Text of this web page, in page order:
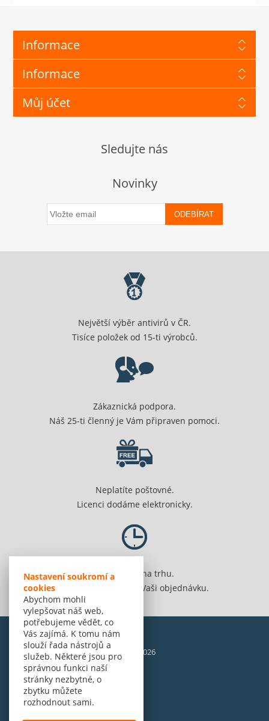
Nastavení soukromí a
cookies
Abychom mohli
vylepšovat náš web,
potřebujeme vědět, co
Vás zajímá. K tomu nám
slouží řada nástrojů a
služeb. Některé jsou pro
správnou funkci naší
stránky nezbytné, o
zbytku můžete
rozhodnout sami.
Informace
Informace
Můj účet
Sledujte nás
Novinky
ODEBÍRAT
Největší výběr antivirů v ČR.
Tisíce položek od 15-ti výrobců.
Zákaznická podpora.
Náš 25-ti členný je Vám připraven pomoci.
Neplatíte poštovné.
Licenci dodáme elektronicky.
Jsme 20 let na trhu.
Spolehlivě vyřídíme Vaši objednávku.
© Amenit Software Solutions, 1998 - 2026
Powered by nopCommerce